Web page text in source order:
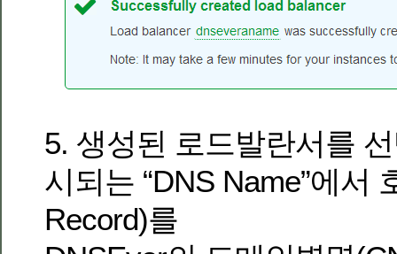
5. 생성된 로드발란서를
시되는 “DNS Name”에서
Record)를